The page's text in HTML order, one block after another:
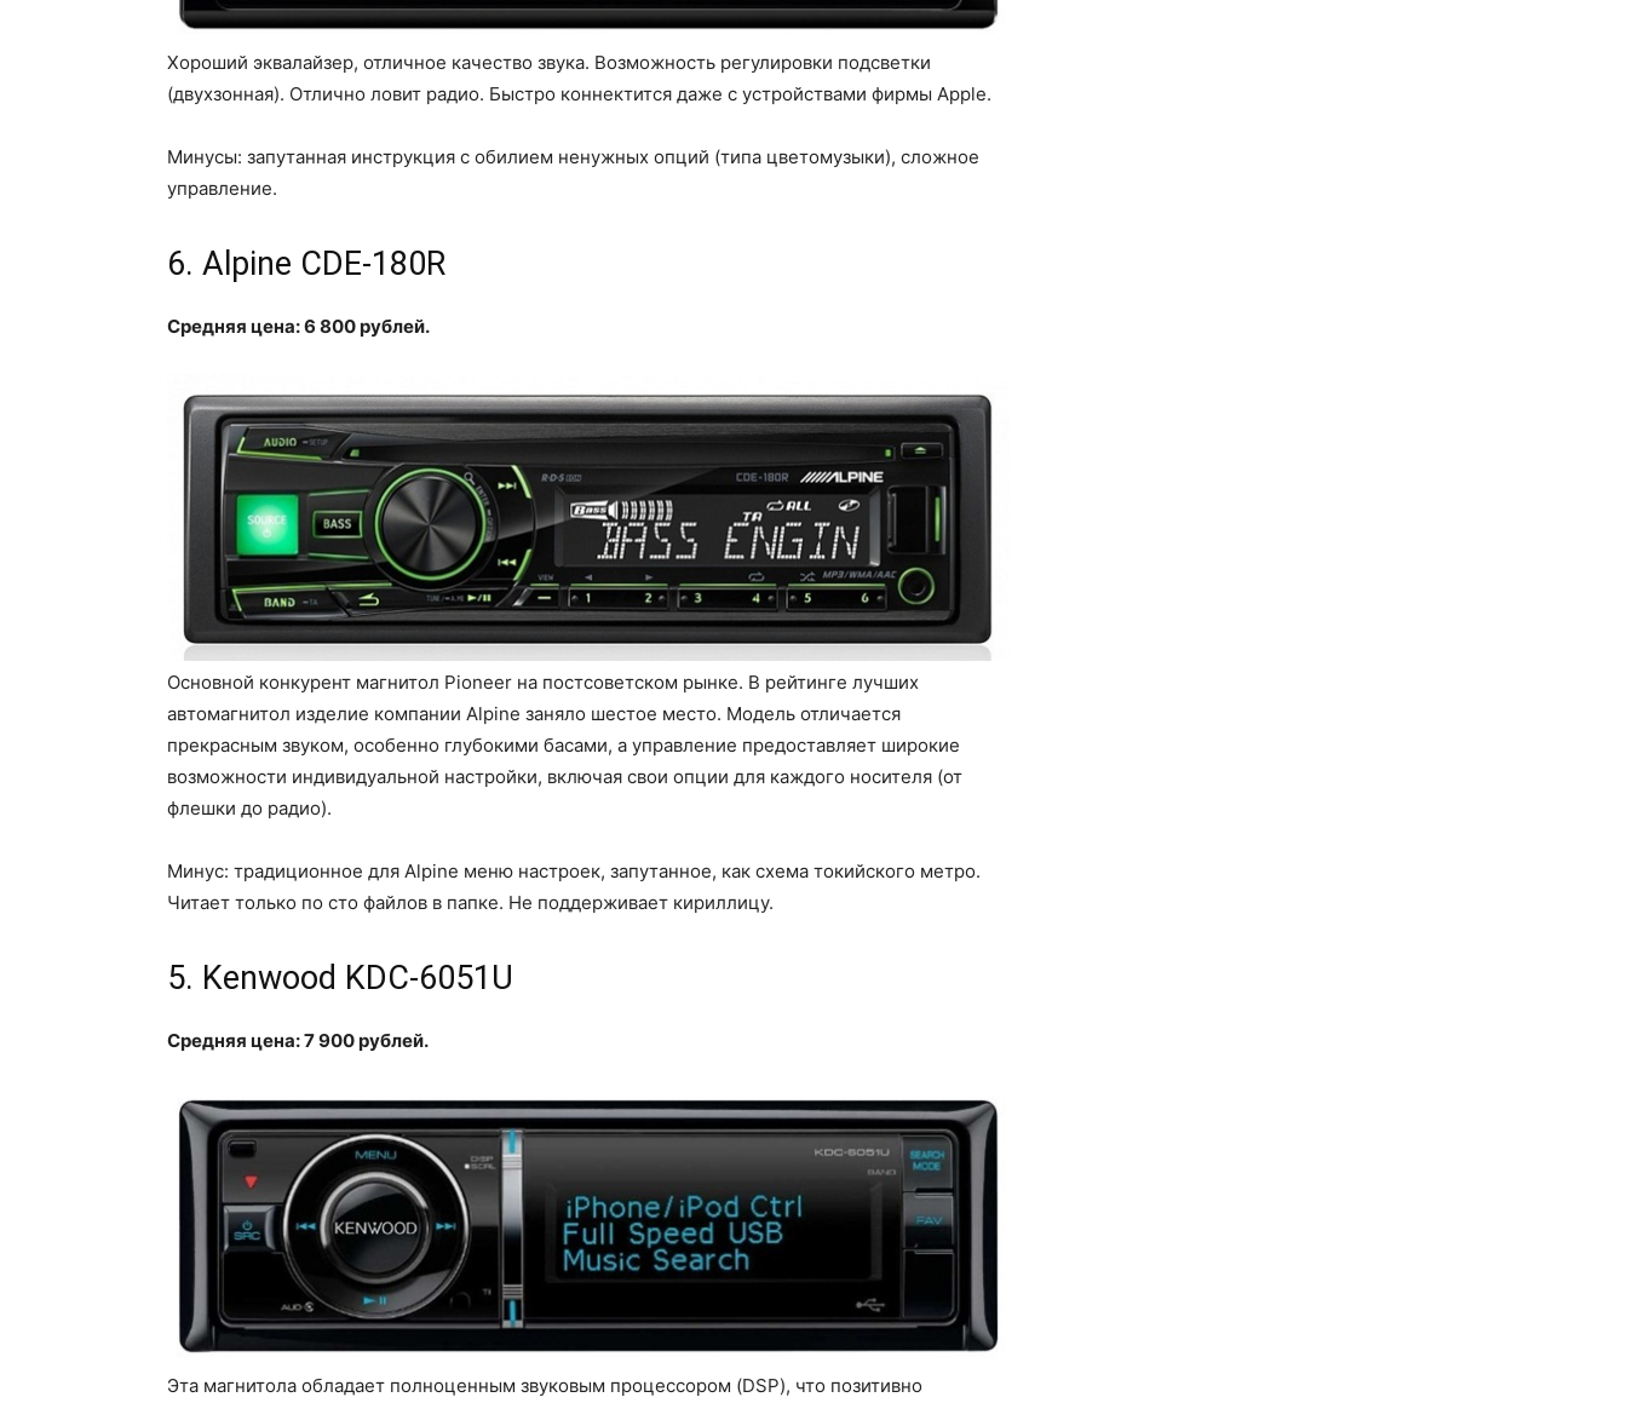
Хороший эквалайзер, отличное качество звука. Возможность регулировки подсветки
(двухзонная). Отлично ловит радио. Быстро коннектится даже с устройствами фирмы Apple.
Минусы: запутанная инструкция с обилием ненужных опций (типа цветомузыки), сложное
управление.
6. Alpine CDE-180R
Средняя цена: 6 800 рублей.
Основной конкурент магнитол Pioneer на постсоветском рынке. В рейтинге лучших
автомагнитол изделие компании Alpine заняло шестое место. Модель отличается
прекрасным звуком, особенно глубокими басами, а управление предоставляет широкие
возможности индивидуальной настройки, включая свои опции для каждого носителя (от
флешки до радио).
Минус: традиционное для Alpine меню настроек, запутанное, как схема токийского метро.
Читает только по сто файлов в папке. Не поддерживает кириллицу.
5. Kenwood KDC-6051U
Средняя цена: 7 900 рублей.
Эта магнитола обладает полноценным звуковым процессором (DSP), что позитивно